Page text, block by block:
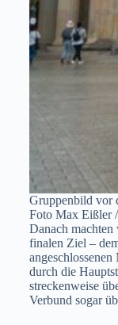
Gruppenbild vor
Foto Max Eißler
Danach machten
finalen Ziel –
durch die
streckenweise
Verbund sogar